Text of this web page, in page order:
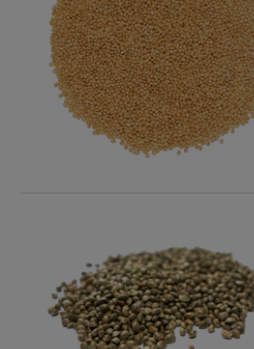
Mix - 4kg
€20.71
add to cart